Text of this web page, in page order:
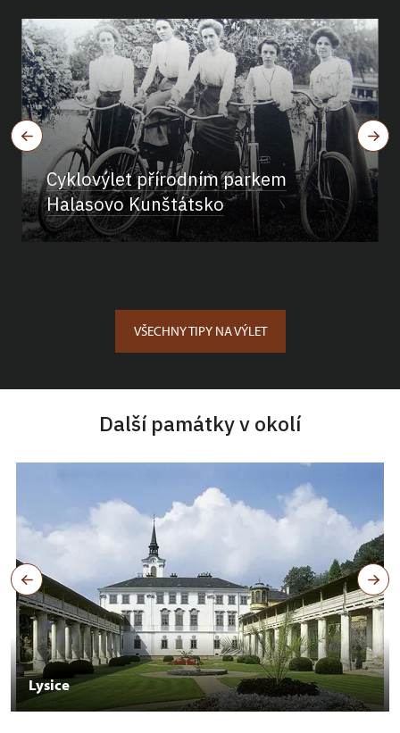
Cyklovýlet přírodním parkem
Halasovo Kunštátsko
VŠECHNY TIPY NA VÝLET
Další památky v okolí
Lysice